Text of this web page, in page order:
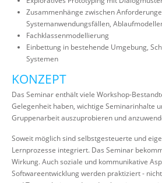
Zusammenhänge zwischen
Systemanwendungsfällen,
Fachklassenmodellierung
Einbettung in bestehende Umgebung,
Systemen
KONZEPT
Das Seminar enthält viele Workshop-
Gelegenheit haben, wichtige Seminarinhalte
Gruppenarbeit auszuprobieren und
Soweit möglich sind selbstgesteuerte und
Lernprozesse integriert. Das Seminar
Wirkung. Auch soziale und kommunikative
Softwareentwicklung werden praktiziert -